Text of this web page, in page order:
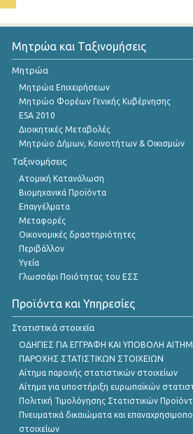
Μητρώα και Ταξινομήσεις
Μητρώα
Μητρώα Επιχειρήσεων
Μητρώο Φορέων Γενικής Κυβέρνησης
ESA 2010
Διοικητικές Μεταβολές
Μητρώο Δήμων, Κοινοτήτων & Οικισμών
Ταξινομήσεις
Ατομική Κατανάλωση
Βιομηχανικά Προϊόντα
Επαγγέλματα
Μεταφορές
Οικονομικές δραστηριότητες
Περιβάλλον
Υγεία
Γλωσσάρι Ποιότητας του ΕΣΣ
Προϊόντα και Υπηρεσίες
Στατιστικά στοιχεία
ΟΔΗΓΙΕΣ ΓΙΑ ΕΓΓΡΑΦΗ ΚΑΙ ΥΠΟΒΟΛΗ
ΠΑΡΟΧΗΣ ΣΤΑΤΙΣΤΙΚΩΝ ΣΤΟΙΧΕΙΩΝ
Αίτημα παροχής στατιστικών στοιχείων
Αίτημα για υποστήριξη ευρωπαϊκών
Πολιτική Τιμολόγησης Στατιστικών
Πνευματικά δικαιώματα και
στοιχείων